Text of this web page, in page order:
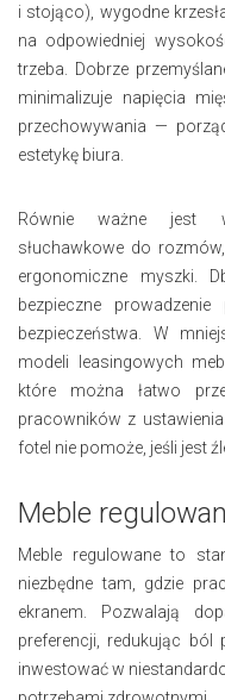
i stojąco), wygodne
na odpowiedniej
trzeba. Dobrze
minimalizuje napięcia
przechowywania —
estetykę biura.
Równie ważne jest
słuchawkowe do
ergonomiczne myszki.
bezpieczne
bezpieczeństwa. W
modeli leasingowych
które można łatwo
pracowników z
fotel nie pomoże, jeśli jest
Meble
Meble regulowane to
niezbędne tam, gdzie
ekranem. Pozwalają
preferencji, redukując ból
inwestować w